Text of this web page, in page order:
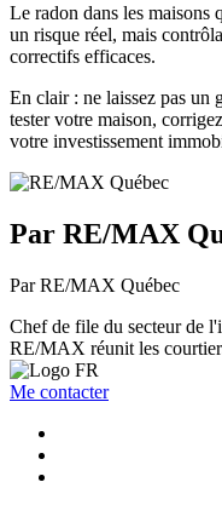
Le radon dans les maisons
un risque réel, mais
correctifs efficaces.
En clair : ne laissez pas un
tester votre maison,
votre investissement
Par RE/MAX
Par RE/MAX Québec
Chef de file du secteur de
RE/MAX réunit les
Me contacter